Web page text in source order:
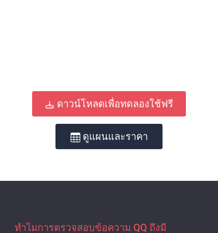
ดาวน์โหลดเพื่อทดลองใช้ฟรี
ดูแผนและราคา
ทําไมการตรวจสอบข้อความ QQ ถึงมี